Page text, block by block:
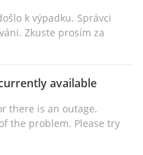
k výpadku. Správci
Zkuste prosím za
available
there is an outage.
the problem. Please try